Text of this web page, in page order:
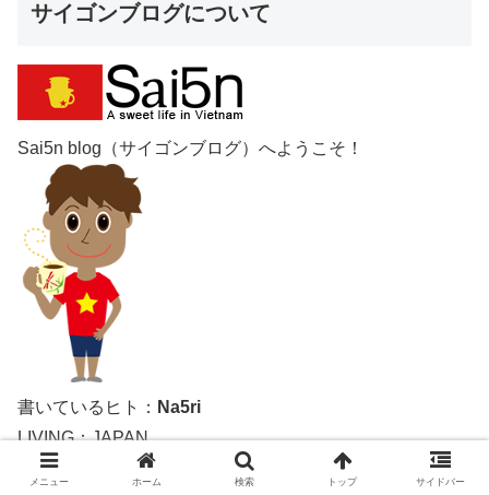
サイゴンブログについて
Sai5n blog（サイゴンブログ）へようこそ！
書いているヒト： Na5ri
LIVING：JAPAN
旅行業務取扱管理者（国内）
メニュー ホーム 検索 トップ サイドバー